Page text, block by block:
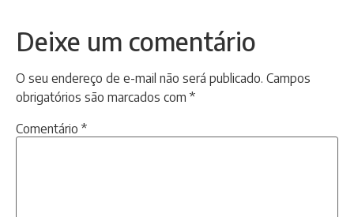
Deixe um comentário
O seu endereço de e-mail não será publicado. Campos
obrigatórios são marcados com *
Comentário *